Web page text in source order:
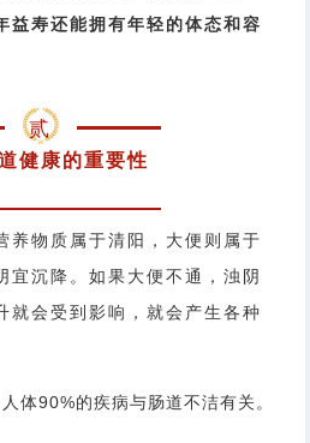
益寿还能拥有年轻的体态和容
贰
健康的重要性
养物质属于清阳，大便则属于
宜沉降。如果大便不通，浊阴
就会受到影响，就会产生各种
体90%的疾病与肠道不洁有关。